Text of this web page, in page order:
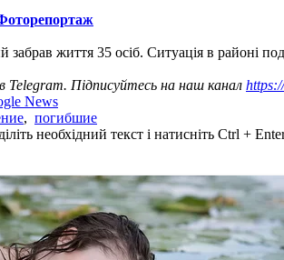
забрав життя 35 осіб. Ситуація в районі
Telegram. Підписуйтесь на наш канал
News
, погибшие
необхідний текст і натисніть Ctrl +